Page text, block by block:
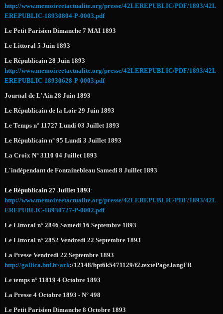
http://www.memoireetactualite.org/presse/42LEREPUBLIC/PDF/1893/42L
EREPUBLIC-18930804-P-0003.pdf
Le Petit Parisien Dimanche 7 MAI 1893
Le Littoral 5 Juin 1893
Le Républicain 28 Juin 1893
http://www.memoireetactualite.org/presse/42LEREPUBLIC/PDF/1893/42L
EREPUBLIC-18930628-P-0003.pdf
Journal de L'Ain 28 Juin 1893
Le Républicain de la Loir 29 Juin 1893
Le Temps n° 11727 Lundi 03 Juillet 1893
Le Républicain n° 95 Lundi 3 Juillet 1893
La Croix N° 3110 04 Juillet 1893
L'indépendant de Fontainebleau Samedi 8 Juillet 1893
Le Républicain 27 Juillet 1893:
http://www.memoireetactualite.org/presse/42LEREPUBLIC/PDF/1893/42L
EREPUBLIC-18930727-P-0002.pdf
Le Littoral n° 2846 Samedi 16 Septembre 1893
Le Littoral n° 2852 Vendredi 22 Septembre 1893
La Presse Vendredi 22 Septembre 1893
http://gallica.bnf.fr/ark:/12148/bpt6k5471129/f2.textePage.langFR
Le temps n° 11819 4 Octobre 1893
La Presse 4 Octobre 1893 - N° 498
Le Petit Parisien Dimanche 8 Octobre 1893